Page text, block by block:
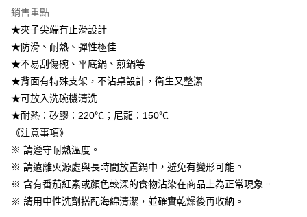
買賣價金債權讓與本公司後，依約使用本公司帳單繳交帳款。
2.基於同意付款使用「大哥付你分期」之契約關係目的，商店將以您的個人
資料（包含姓名、電話或地址）提供予台灣大哥大進項蒐集、處理及利用，
由本公司與您本人進行分期帳單所需資料之確認、核對及更正。
3.完整用戶服務條款，請詳閱以下連結：
每筆NT$100，滿NT$499(含以上)免運費
宅配【父親節大回饋】限時$299免運
每筆NT$150，滿NT$299(含以上)免運費
銷售重點
★夾子尖端有止滑設計
★防滑、耐熱、彈性極佳
★不易刮傷碗、平底鍋、煎鍋等
★背面有特殊支架，不沾桌設計，衛生又整潔
★可放入洗碗機清洗
★耐熱：矽膠：220℃；尼龍：150℃
《注意事項》
※ 請遵守耐熱溫度。
※ 請遠離火源處與長時間放置鍋中，避免有變形可能。
※ 含有番茄紅素或顏色較深的食物沾染在商品上為正常現象。
※ 請用中性洗劑搭配海綿清潔，並確實乾燥後再收納。